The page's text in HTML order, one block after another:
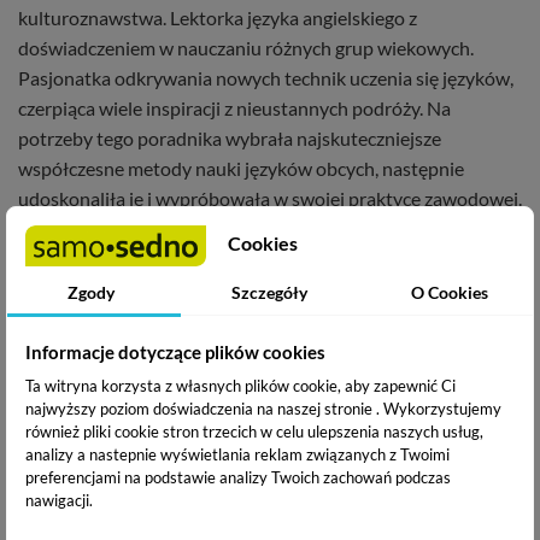
kulturoznawstwa. Lektorka języka angielskiego z
doświadczeniem w nauczaniu różnych grup wiekowych.
Pasjonatka odkrywania nowych technik uczenia się języków,
czerpiąca wiele inspiracji z nieustannych podróży. Na
potrzeby tego poradnika wybrała najskuteczniejsze
współczesne metody nauki języków obcych, następnie
udoskonaliła je i wypróbowała w swojej praktyce zawodowej.
Książka wydana wcześniej pod tytułem "Jak opanować
szybko język obcy".
Podziel się ze znajomymi
Inne w serii
Cookies
Zgody Szczegóły O Cookies
Informacje dotyczące plików cookies
Ta witryna korzysta z własnych plików cookie, aby zapewnić Ci
najwyższy poziom doświadczenia na naszej stronie . Wykorzystujemy
również pliki cookie stron trzecich w celu ulepszenia naszych usług,
analizy a nastepnie wyświetlania reklam związanych z Twoimi
preferencjami na podstawie analizy Twoich zachowań podczas
nawigacji.